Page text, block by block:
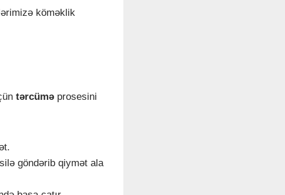
köməklik
tərcümə prosesini
göndərib qiymət ala